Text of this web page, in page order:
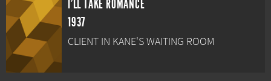
I'LL TAKE ROMANCE
1937
CLIENT IN KANE'S WAITING ROOM